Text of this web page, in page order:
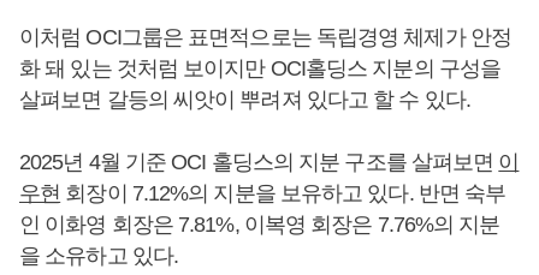
이처럼 OCI그룹은 표면적으로는 독립경영 체제가 안정
화 돼 있는 것처럼 보이지만 OCI홀딩스 지분의 구성을
살펴보면 갈등의 씨앗이 뿌려져 있다고 할 수 있다.
2025년 4월 기준 OCI 홀딩스의 지분 구조를 살펴보면 이
우현 회장이 7.12%의 지분을 보유하고 있다. 반면 숙부
인 이화영 회장은 7.81%, 이복영 회장은 7.76%의 지분
을 소유하고 있다.